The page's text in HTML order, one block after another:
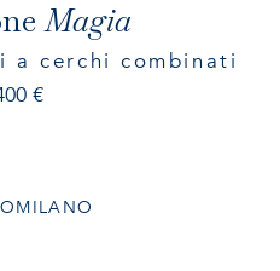
Magia
a cerchi combinati
€